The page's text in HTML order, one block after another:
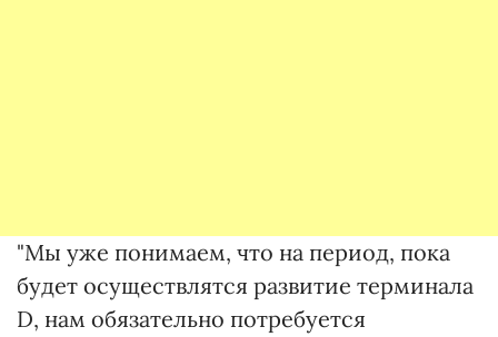
"Мы уже понимаем, что на период, пока
будет осуществлятся развитие терминала
D, нам обязательно потребуется